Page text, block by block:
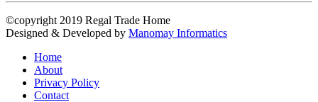
©copyright 2019 Regal Trade Home
Designed & Developed by Manomay Informatics
Home
About
Privacy Policy
Contact